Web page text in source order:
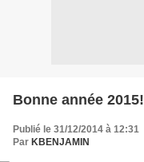
Bonne année 2015!
Publié le 31/12/2014 à 12:31
Par KBENJAMIN